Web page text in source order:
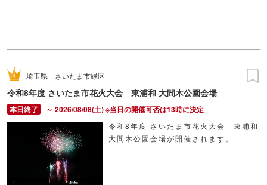
埼玉県 さいたま市緑区
令和8年度 さいたま市花火大会 東浦和 大間木公園会場
～ 2026/08/08(土) ※当日の開催可否は13時に決定
令和8年度 さいたま市花火大会 東浦和
大間木公園会場が開催されます。